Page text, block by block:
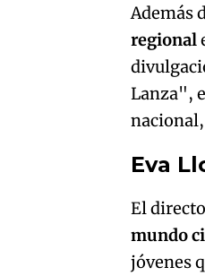
Además
regional
Lanza",
Eva
El
mundo
jóvenes